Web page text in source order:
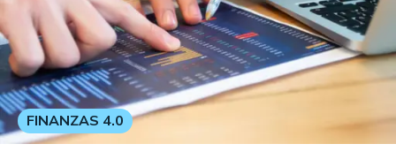
FINANZAS 4.0